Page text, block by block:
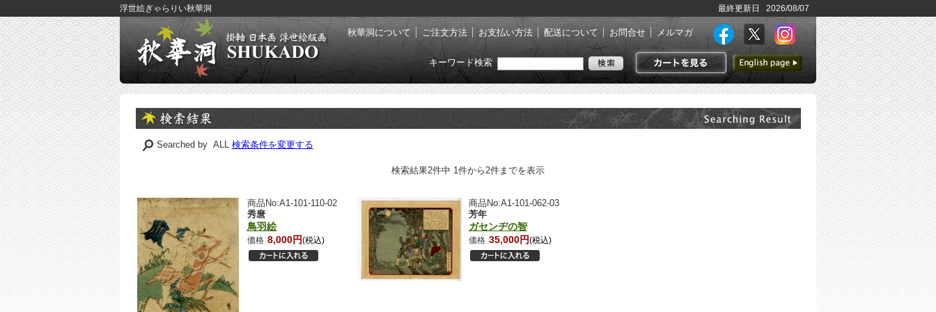
浮世絵ぎゃらりい秋華洞 最終更新日 2026/08/07
秋華洞について ご注文方法 お支払い方法 配送について お問合せ メルマガ
カートを見る
英語ページへ
キーワード検索
Searched by ALL 検索条件を変更する
検索結果2件中 1件から2件までを表示
商品No:A1-101-110-02
秀麿
鳥羽絵
価格 8,000円(税込)
商品No:A1-101-062-03
芳年
ガセンヂの智
価格 35,000円(税込)